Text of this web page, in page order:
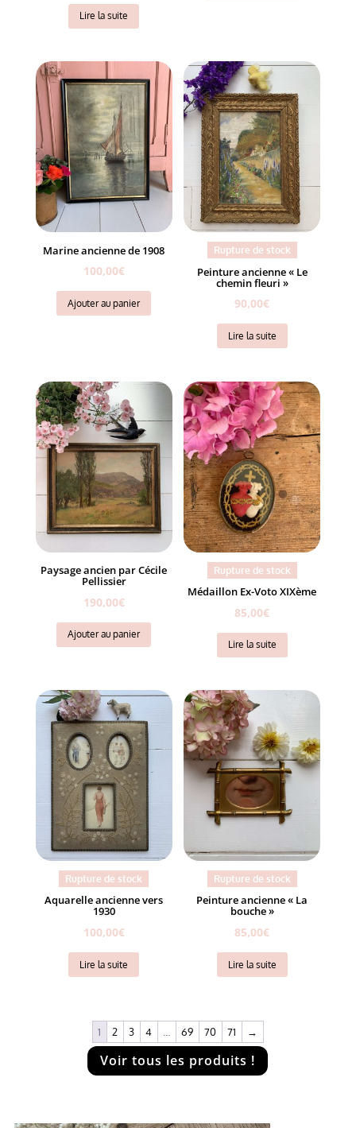
Lire la suite
Marine ancienne de 1908
100,00€
Ajouter au panier
Rupture de stock
Peinture ancienne « Le
chemin fleuri »
90,00€
Lire la suite
Paysage ancien par Cécile
Pellissier
190,00€
Ajouter au panier
Rupture de stock
Médaillon Ex-Voto XIXème
85,00€
Lire la suite
Rupture de stock
Aquarelle ancienne vers
1930
100,00€
Lire la suite
Rupture de stock
Peinture ancienne « La
bouche »
85,00€
Lire la suite
1 2 3 4 69 70 71 →
Voir tous les produits !